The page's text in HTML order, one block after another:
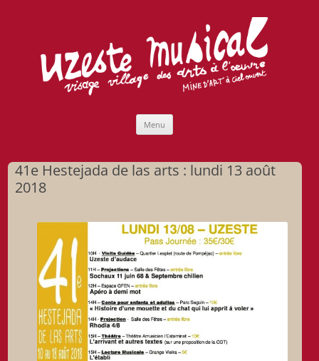
Menu
41e Hestejada de las arts : lundi 13 août
2018